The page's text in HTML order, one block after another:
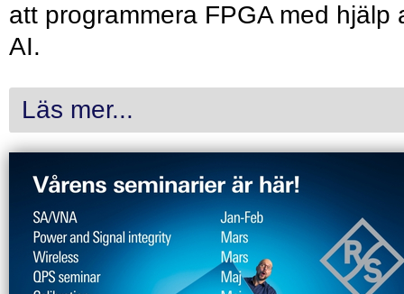
att programmera FPGA med hjälp
AI.
Läs mer...